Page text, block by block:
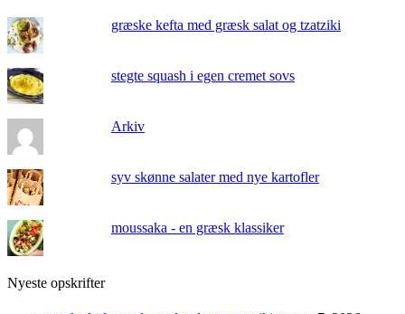
græske kefta med græsk salat og tzatziki
stegte squash i egen cremet sovs
Arkiv
syv skønne salater med nye kartofler
moussaka - en græsk klassiker
Nyeste opskrifter